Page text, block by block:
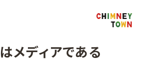
メディアである